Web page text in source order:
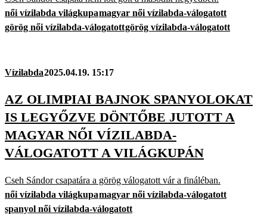
női vízilabda világkupamagyar női vízilabda-válogatott
görög női vízilabda-válogatottgörög vízilabda-válogatott
Vízilabda2025.04.19. 15:17
AZ OLIMPIAI BAJNOK SPANYOLOKAT
IS LEGYŐZVE DÖNTŐBE JUTOTT A
MAGYAR NŐI VÍZILABDA-
VÁLOGATOTT A VILÁGKUPÁN
Cseh Sándor csapatára a görög válogatott vár a fináléban.
női vízilabda világkupamagyar női vízilabda-válogatott
spanyol női vízilabda-válogatott